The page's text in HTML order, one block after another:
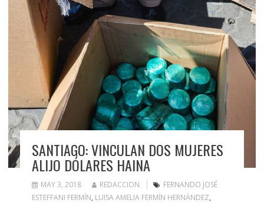
SANTIAGO: VINCULAN DOS MUJERES
ALIJO DÓLARES HAINA
MAY 3, 2018 REDACCION
FERNANDO JOSÉ
ESTEFFANI FERMÍN, LUISA AMELIA FERMÍN HERNÁNDEZ,